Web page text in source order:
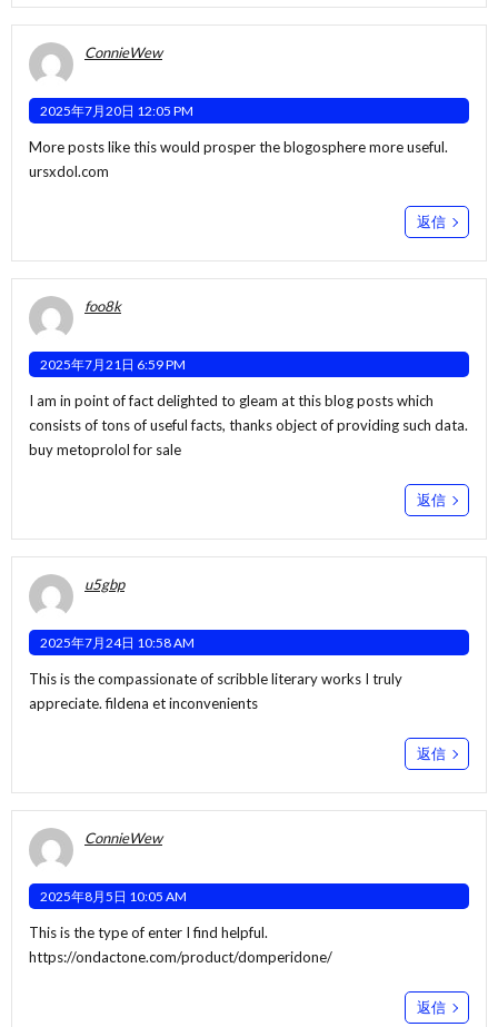
ConnieWew
2025年7月20日 12:05 PM
More posts like this would prosper the blogosphere more useful.
ursxdol.com
返信
foo8k
2025年7月21日 6:59 PM
I am in point of fact delighted to gleam at this blog posts which
consists of tons of useful facts, thanks object of providing such data.
buy metoprolol for sale
返信
u5gbp
2025年7月24日 10:58 AM
This is the compassionate of scribble literary works I truly
appreciate.fildena et inconvenients
返信
ConnieWew
2025年8月5日 10:05 AM
This is the type of enter I find helpful.
https://ondactone.com/product/domperidone/
返信